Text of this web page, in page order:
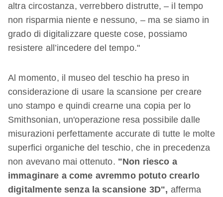
altra circostanza, verrebbero distrutte, – il tempo
non risparmia niente e nessuno, – ma se siamo in
grado di digitalizzare queste cose, possiamo
resistere all’incedere del tempo."
Al momento, il museo del teschio ha preso in
considerazione di usare la scansione per creare
uno stampo e quindi crearne una copia per lo
Smithsonian, un'operazione resa possibile dalle
misurazioni perfettamente accurate di tutte le molte
superfici organiche del teschio, che in precedenza
non avevano mai ottenuto. "Non riesco a
immaginare a come avremmo potuto crearlo
digitalmente senza la scansione 3D", afferma